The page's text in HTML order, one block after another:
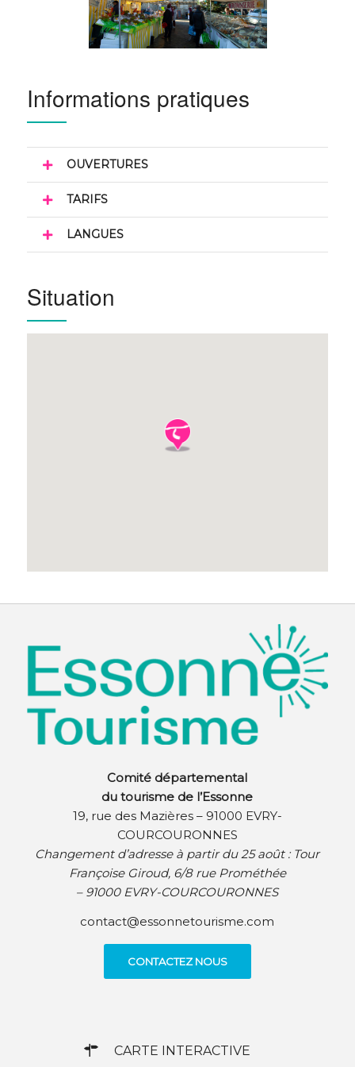
Informations pratiques
OUVERTURES
TARIFS
LANGUES
Situation
Comité départemental
du tourisme de l’Essonne
19, rue des Mazières – 91000 EVRY-
COURCOURONNES
Changement d’adresse à partir du 25 août : Tour
Françoise Giroud, 6/8 rue Prométhée
– 91000 EVRY-COURCOURONNES
contact@essonnetourisme.com
CONTACTEZ NOUS
CARTE INTERACTIVE